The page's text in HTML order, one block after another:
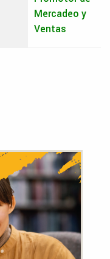
Mercadeo y
Ventas